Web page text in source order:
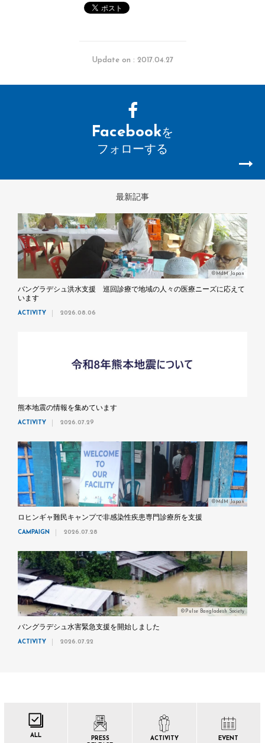
Update on : 2017.04.27
Facebookを
フォローする
最新記事
©MdM Japan
バングラデシュ洪水支援 巡回診療で地域の人々の医療ニーズに応えて
います
ACTIVITY 2026.08.06
熊本地震の情報を集めています
ACTIVITY 2026.07.29
©MdM Japan
ロヒンギャ難民キャンプで非感染性疾患専門診療所を支援
CAMPAIGN 2026.07.28
©Pulse Bangladesh Society
バングラデシュ水害緊急支援を開始しました
ACTIVITY 2026.07.22
ALL
PRESS
ACTIVITY EVENT